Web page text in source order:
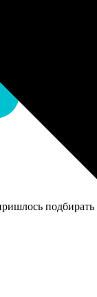
отправим заказ
трек-номером для
подбирать